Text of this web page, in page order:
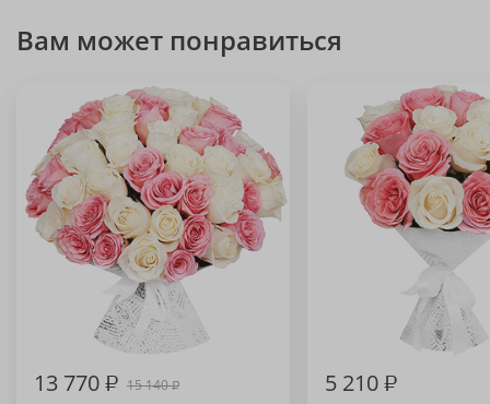
Вам может понравиться
13 770₽ 15 140₽ 5 210₽